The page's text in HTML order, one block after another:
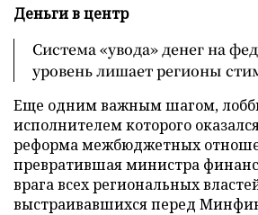
Деньги в центр
Система «увода» денег на
уровень лишает регионы
Еще одним важным шагом,
исполнителем которого
реформа межбюджетных
превратившая министра
врага всех региональных
выстраивавшихся перед